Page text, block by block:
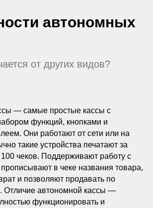
автономных
от других видов?
— самые простые кассы с
функций, кнопками и
Они работают от сети или на
такие устройства печатают за
чеков. Поддерживают работу с
в чеке названия товара,
и позволяют продавать по
Отличие автономной кассы —
функционировать и